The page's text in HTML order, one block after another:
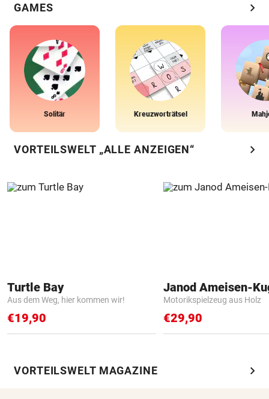
GAMES chevron_right
Solitär Kreuzworträtsel
VORTEILSWELT „ALLE ANZEIGEN“ chevron_right
Turtle Bay
Aus dem Weg, hier kommen wir!
€19,90
Janod Ameisen-
Motorikspielzeug aus Holz
€29,90
VORTEILSWELT MAGAZINE chevron_right